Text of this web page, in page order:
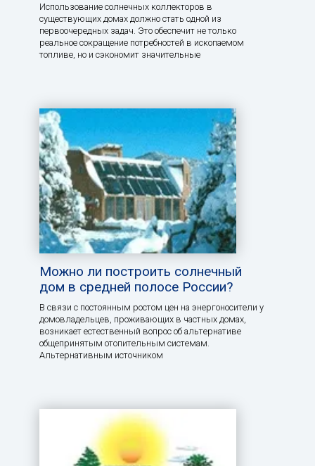
Использование солнечных коллекторов в
существующих домах должно стать одной из
первоочередных задач. Это обеспечит не только
реальное сокращение потребностей в ископаемом
топливе, но и сэкономит значительные
Можно ли построить солнечный
дом в средней полосе России?
В связи с постоянным ростом цен на энергоносители у
домовладельцев, проживающих в частных домах,
возникает естественный вопрос об альтернативе
общепринятым отопительным системам.
Альтернативным источником